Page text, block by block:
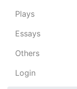
Plays
Essays
Others
Login